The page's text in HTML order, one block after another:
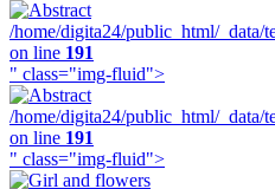
/home/digita24/public_html/_data/
on line 191
" class="img-fluid">
/home/digita24/public_html/_data/
on line 191
" class="img-fluid">